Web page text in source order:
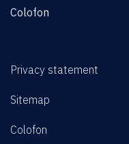
Colofon
Privacy statement
Sitemap
Colofon